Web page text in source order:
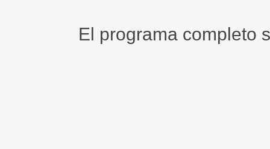
El programa completo